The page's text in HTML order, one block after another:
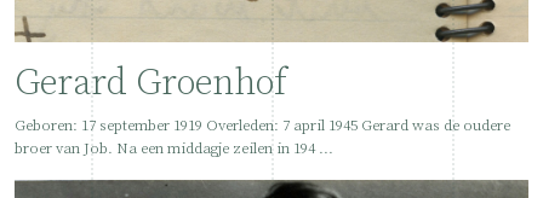
Gerard Groenhof
Geboren: 17 september 1919 Overleden: 7 april 1945 Gerard was de oudere
broer van Job. Na een middagje zeilen in 194 ...